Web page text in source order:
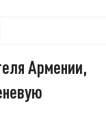
Армении,